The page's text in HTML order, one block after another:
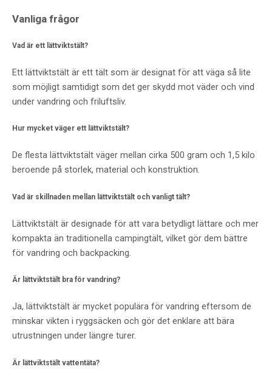
Vanliga frågor
Vad är ett lättviktstält?
Ett lättviktstält är ett tält som är designat för att väga så lite
som möjligt samtidigt som det ger skydd mot väder och vind
under vandring och friluftsliv.
Hur mycket väger ett lättviktstält?
De flesta lättviktstält väger mellan cirka 500 gram och 1,5 kilo
beroende på storlek, material och konstruktion.
Vad är skillnaden mellan lättviktstält och vanligt tält?
Lättviktstält är designade för att vara betydligt lättare och mer
kompakta än traditionella campingtält, vilket gör dem bättre
för vandring och backpacking.
Är lättviktstält bra för vandring?
Ja, lättviktstält är mycket populära för vandring eftersom de
minskar vikten i ryggsäcken och gör det enklare att bära
utrustningen under längre turer.
Är lättviktstält vattentäta?